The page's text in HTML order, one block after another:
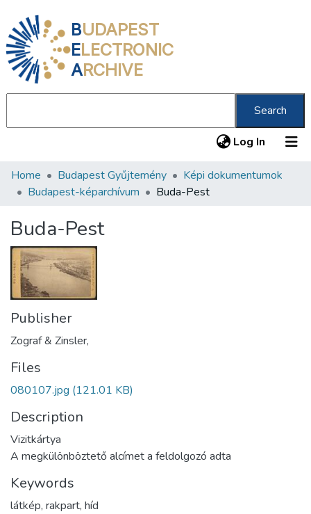
BUDAPEST
ELECTRONIC
ARCHIVE
Search
Log In (current)
Communities & Collections
Statistics
About us
Home Budapest Gyűjtemény
Képi dokumentumok
Budapest-képarchívum
Buda-Pest
Buda-Pest
Publisher
Zograf & Zinsler,
Files
080107.jpg (121.01 KB)
Description
Vizitkártya
A megkülönböztető alcímet a feldolgozó adta
Keywords
látkép, rakpart, híd